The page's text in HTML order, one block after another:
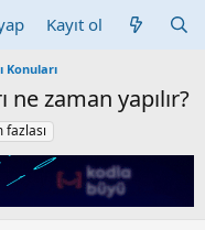
Kayıt ol
zaman yapılır?
fazlası